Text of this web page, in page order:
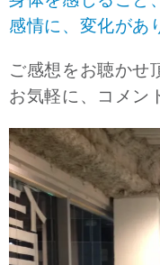
感情に、変化があ
ご感想をお聴かせ
お気軽に、コメン